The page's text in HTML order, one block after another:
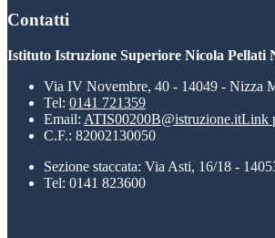
Contatti
Istituto Istruzione Superiore Nicola Pellati
Via IV Novembre, 40 - 14049 - Nizza
Tel: 0141 721359
Email: ATIS00200B@istruzione.itLink
C.F.: 82002130050
Sezione staccata: Via Asti, 16/18 -
Tel: 0141 823600